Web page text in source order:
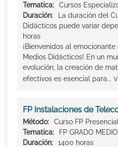
Tematica:
Cursos
Duración:
La duración del
Didácticos puede variar
horas
¡Bienvenidos al
Medios Didácticos! En un
evolución, la creación de
efectivos es esencial para...
FP Instalaciones de
Método:
Curso FP Presencial
Tematica:
FP GRADO MEDIO
Duración:
1400 horas